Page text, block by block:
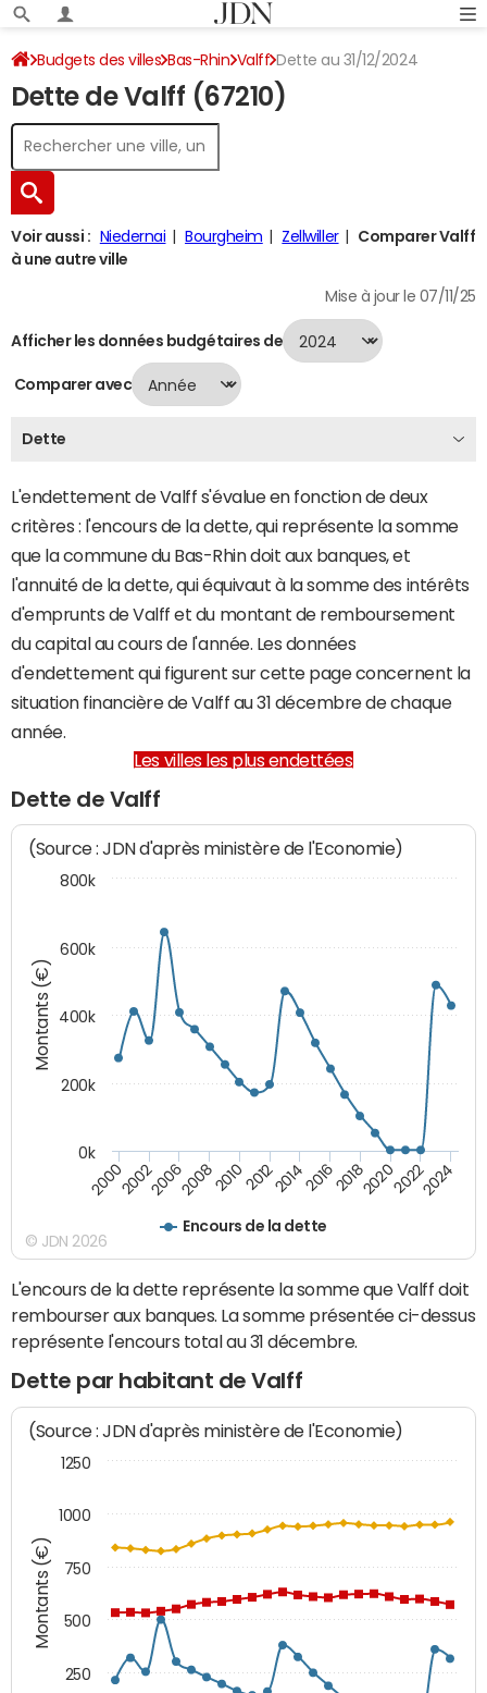
Budgets des villes Bas-Rhin Valff Dette au 31/12/2024
Dette de Valff (67210)
Voir aussi : Niedernai Bourgheim Zellwiller
Comparer Valff
à une autre ville
Mise à jour le 07/11/25
Afficher les données budgétaires de
Comparer avec
Dette
L'endettement de Valff s'évalue en fonction de deux
critères : l'encours de la dette, qui représente la somme
que la commune du Bas-Rhin doit aux banques, et
l'annuité de la dette, qui équivaut à la somme des intérêts
d'emprunts de Valff et du montant de remboursement
du capital au cours de l'année. Les données
d'endettement qui figurent sur cette page concernent la
situation financière de Valff au 31 décembre de chaque
année.
Les villes les plus endettées
Dette de Valff
Montants (€)
(Source : JDN d'après ministère de l'Economie)
Encours de la dette
200020022006200820102012201420162018202020222024
0k
200k
400k
600k
800k
© JDN 2026
L'encours de la dette représente la somme que Valff doit
rembourser aux banques. La somme présentée ci-dessus
représente l'encours total au 31 décembre.
Dette par habitant de Valff
Montants (€)
(Source : JDN d'après ministère de l'Economie)
250
500
750
1000
1250